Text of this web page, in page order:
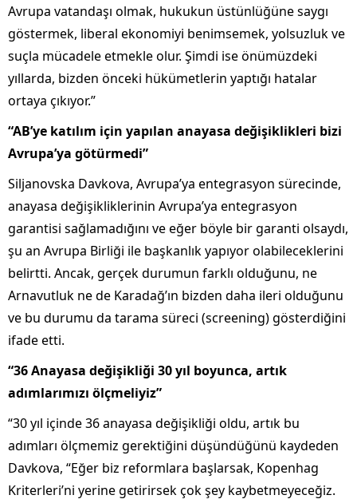
Avrupa vatandaşı olmak, hukukun üstünlüğüne saygı
göstermek, liberal ekonomiyi benimsemek, yolsuzluk ve
suçla mücadele etmekle olur. Şimdi ise önümüzdeki
yıllarda, bizden önceki hükümetlerin yaptığı hatalar
ortaya çıkıyor.”
“AB’ye katılım için yapılan anayasa değişiklikleri bizi
Avrupa’ya götürmedi”
Siljanovska Davkova, Avrupa’ya entegrasyon sürecinde,
anayasa değişikliklerinin Avrupa’ya entegrasyon
garantisi sağlamadığını ve eğer böyle bir garanti olsaydı,
şu an Avrupa Birliği ile başkanlık yapıyor olabileceklerini
belirtti. Ancak, gerçek durumun farklı olduğunu, ne
Arnavutluk ne de Karadağ’ın bizden daha ileri olduğunu
ve bu durumu da tarama süreci (screening) gösterdiğini
ifade etti.
“36 Anayasa değişikliği 30 yıl boyunca, artık
adımlarımızı ölçmeliyiz”
“30 yıl içinde 36 anayasa değişikliği oldu, artık bu
adımları ölçmemiz gerektiğini düşündüğünü kaydeden
Davkova, “Eğer biz reformlara başlarsak, Kopenhag
Kriterleri’ni yerine getirirsek çok şey kaybetmeyeceğiz.